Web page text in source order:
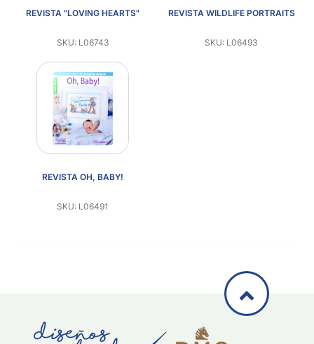
Distribuidores
REVISTA "LOVING HEARTS"
SKU: L06743
REVISTA WILDLIFE PORTRAITS
SKU: L06493
REVISTA OH, BABY!
SKU: L06491